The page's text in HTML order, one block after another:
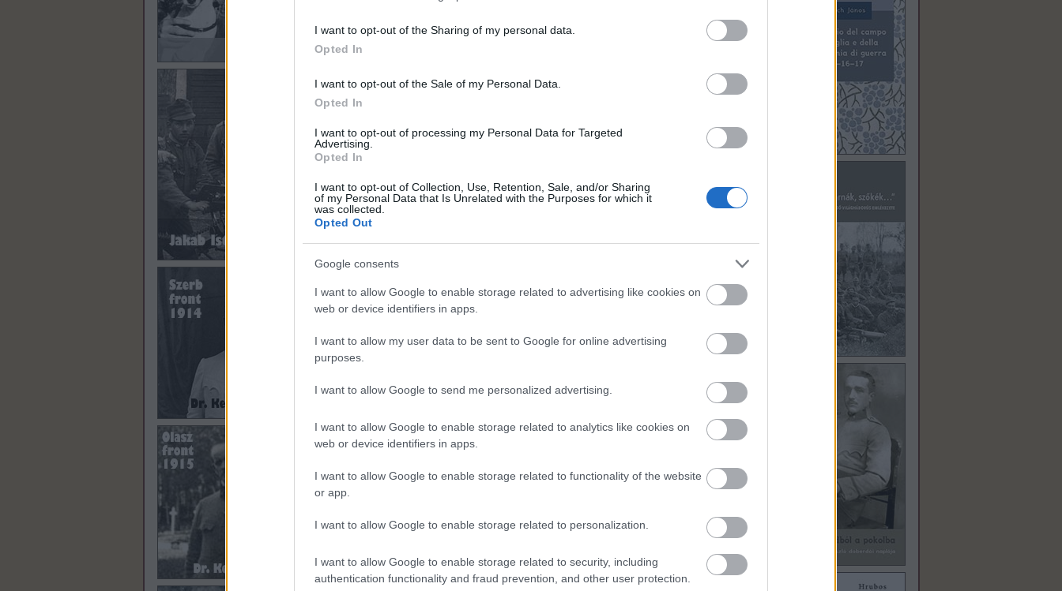
I want to opt-out of the Sharing of my personal data.
Opted In
I want to opt-out of the Sale of my Personal Data.
Opted In
I want to opt-out of processing my Personal Data for Targeted
Advertising.
Opted In
I want to opt-out of Collection, Use, Retention, Sale, and/or Sharing
of my Personal Data that Is Unrelated with the Purposes for which it
was collected.
Opted Out
Google consents
I want to allow Google to enable storage related to advertising like cookies on
web or device identifiers in apps.
I want to allow my user data to be sent to Google for online advertising
purposes.
I want to allow Google to send me personalized advertising.
I want to allow Google to enable storage related to analytics like cookies on
web or device identifiers in apps.
I want to allow Google to enable storage related to functionality of the website
or app.
I want to allow Google to enable storage related to personalization.
I want to allow Google to enable storage related to security, including
authentication functionality and fraud prevention, and other user protection.
Settsass-csúcs, balra a Tre Sassi erőd a hágóban